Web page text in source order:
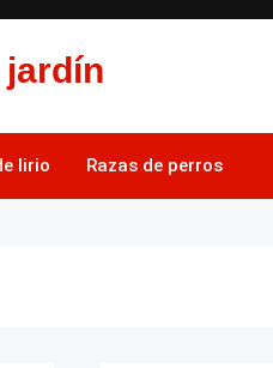
lirio Razas de perros